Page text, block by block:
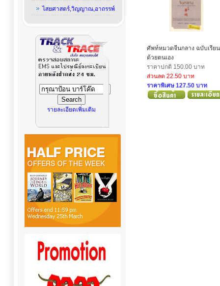
ไสยศาสตร์,วิญญาณ,อาถรรพ์
รายละเอียดเพิ่มเติม
ศัพท์หมวดจีนกลาง ฉบับเรีย
ด้วยตนเอง
ราคาปกติ 150.00 บาท
ส่วนลด 22.50 บาท
ราคาพิเศษ 127.50 บาท